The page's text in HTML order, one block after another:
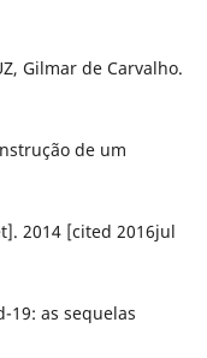
Gilmar de Carvalho.
de um
2014 [cited 2016jul
19: as sequelas